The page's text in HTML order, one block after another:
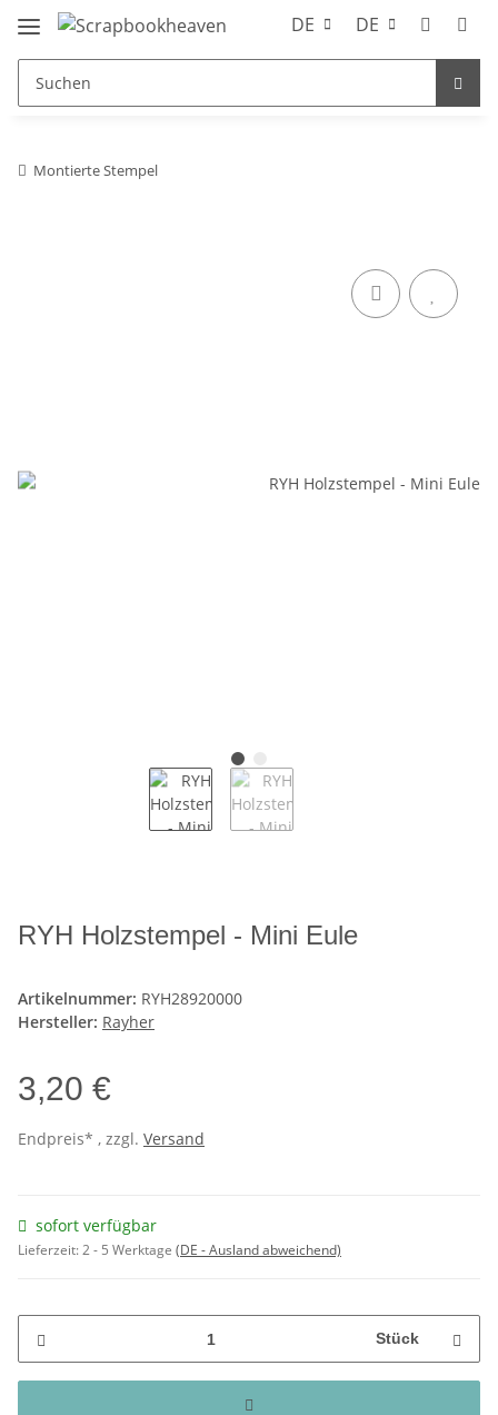
DE DE
Montierte Stempel
RYH Holzstempel - Mini Eule
Artikelnummer: RYH28920000
Hersteller: Rayher
3,20 €
Endpreis* , zzgl. Versand
sofort verfügbar
Lieferzeit:2 - 5 Werktage (DE - Ausland abweichend)
Stück